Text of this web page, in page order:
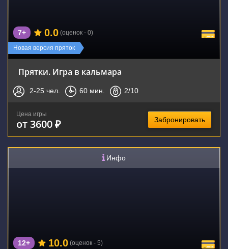
Новая версия пряток
7+ 0.0 (оценок - 0)
Прятки. Игра в кальмара
2-25 чел. 60 мин. 2/10
Цена игры
от 3600 ₽ Забронировать
Инфо
12+ 10.0 (оценок - 5)